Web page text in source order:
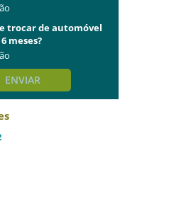
trocar de automóvel
meses?
ENVIAR